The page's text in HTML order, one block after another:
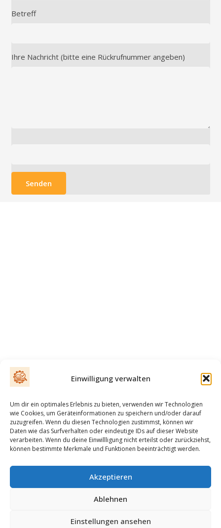
Einwilligung verwalten
Um dir ein optimales Erlebnis zu bieten, verwenden wir Technologien
wie Cookies, um Geräteinformationen zu speichern und/oder darauf
zuzugreifen. Wenn du diesen Technologien zustimmst, können wir
Daten wie das Surfverhalten oder eindeutige IDs auf dieser Website
verarbeiten. Wenn du deine Einwillligung nicht erteilst oder zurückziehst,
können bestimmte Merkmale und Funktionen beeinträchtigt werden.
Akzeptieren
Ablehnen
Einstellungen ansehen
Betreff
Ihre Nachricht (bitte eine Rückrufnummer angeben)